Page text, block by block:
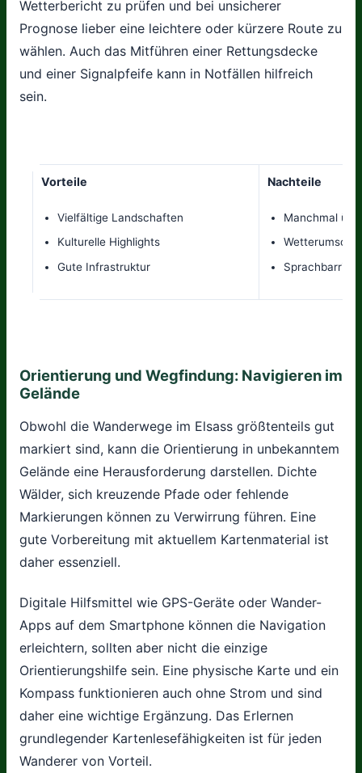
Wetterbericht zu prüfen und bei unsicherer
Prognose lieber eine leichtere oder kürzere Route zu
wählen. Auch das Mitführen einer Rettungsdecke
und einer Signalpfeife kann in Notfällen hilfreich
sein.
Vorteile
Vielfältige Landschaften
Kulturelle Highlights
Gute Infrastruktur
Nachteile
Manchmal
Orientierung und Wegfindung: Navigieren im
Gelände
Obwohl die Wanderwege im Elsass größtenteils gut
markiert sind, kann die Orientierung in unbekanntem
Gelände eine Herausforderung darstellen. Dichte
Wälder, sich kreuzende Pfade oder fehlende
Markierungen können zu Verwirrung führen. Eine
gute Vorbereitung mit aktuellem Kartenmaterial ist
daher essenziell.
Digitale Hilfsmittel wie GPS-Geräte oder Wander-
Apps auf dem Smartphone können die Navigation
erleichtern, sollten aber nicht die einzige
Orientierungshilfe sein. Eine physische Karte und ein
Kompass funktionieren auch ohne Strom und sind
daher eine wichtige Ergänzung. Das Erlernen
grundlegender Kartenlesefähigkeiten ist für jeden
Wanderer von Vorteil.